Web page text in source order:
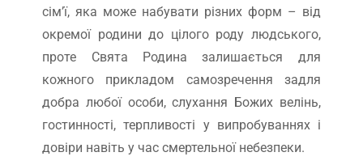
сім’ї, яка може набувати різних форм – від
окремої родини до цілого роду людського,
проте Свята Родина залишається для
кожного прикладом самозречення задля
добра любої особи, слухання Божих велінь,
гостинності, терпливості у випробуваннях і
довіри навіть у час смертельної небезпеки.